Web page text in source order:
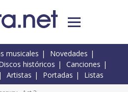
musicales
Novedades
históricos
Canciones
Artistas Portadas Listas